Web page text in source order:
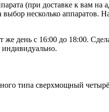
(при доставке к вам
несколько
день с 16:00 до 18:00.
индивидуально.
типа сверхмощный